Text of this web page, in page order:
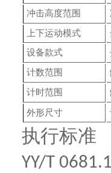
冲击高度范围
上下运动模式
设备款式
计数范围
计时范围
外形尺寸
执行标准
YY/T